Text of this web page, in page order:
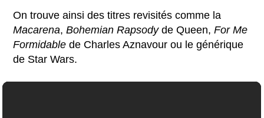
On trouve ainsi des titres revisités comme la
Macarena,Bohemian Rapsodyde Queen,For Me
Formidable de Charles Aznavour ou le générique
de Star Wars.